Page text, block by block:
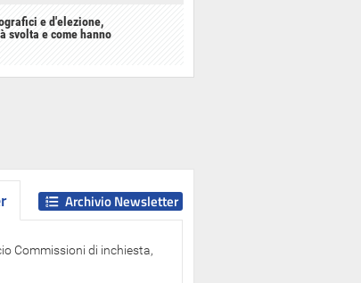
e d'elezione,
svolta e come hanno
Commissioni di inchiesta,
Archivio Newsletter